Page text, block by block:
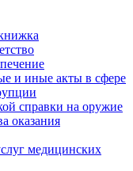
и иные акты в сфере
справки на оружие
оказания
медицинскиx